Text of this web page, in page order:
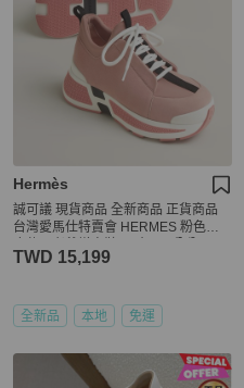
Hermès
誠可議 現貨商品 全新商品 正貨商品
台灣愛馬仕特賣會 HERMES 粉色麂
TWD 15,199
全新品 本地 免運